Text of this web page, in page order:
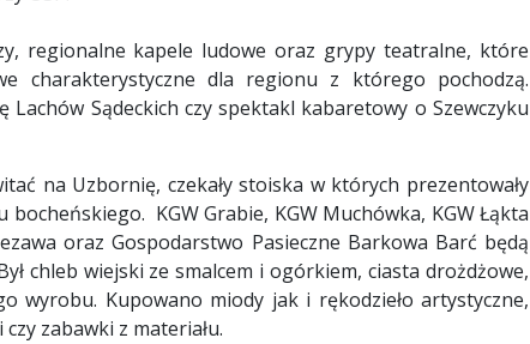
regionalne kapele ludowe oraz grypy teatralne, które
charakterystyczne dla regionu z którego pochodzą.
Sądeckich czy spektakl kabaretowy o Szewczyku
na Uzbornię, czekały stoiska w których prezentowały
KGW Grabie, KGW Muchówka, KGW Łąkta
oraz Gospodarstwo Pasieczne Barkowa Barć będą
chleb wiejski ze smalcem i ogórkiem, ciasta drożdżowe,
wyrobu. Kupowano miody jak i rękodzieło artystyczne,
zabawki z materiału.